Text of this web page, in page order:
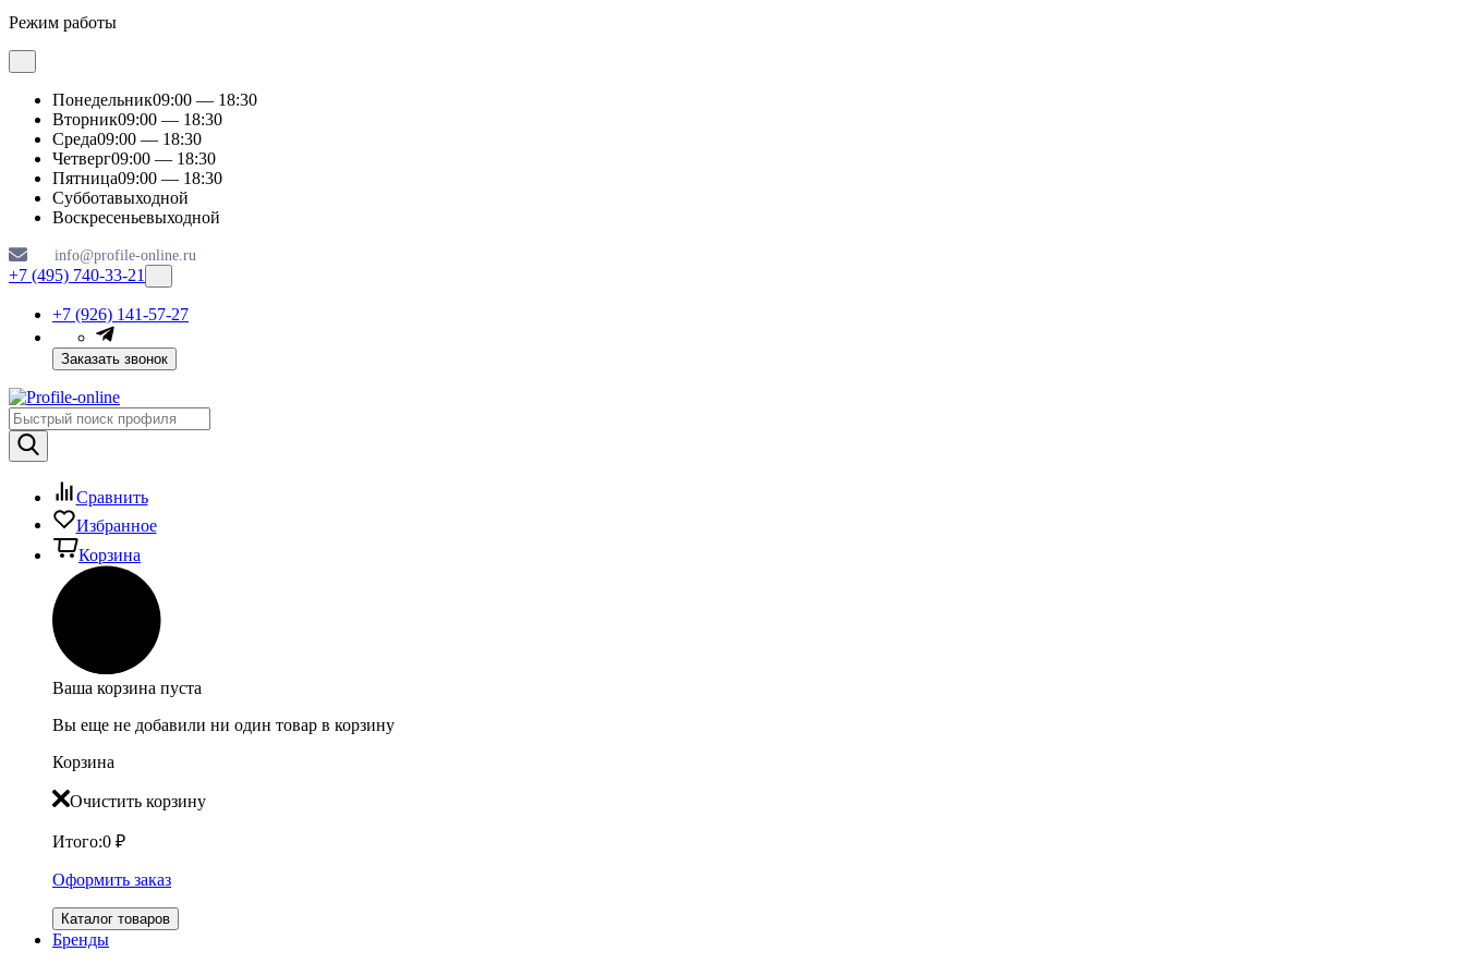
Режим работы
Понедельник09:00 — 18:30
Вторник09:00 — 18:30
Среда09:00 — 18:30
Четверг09:00 — 18:30
Пятница09:00 — 18:30
Субботавыходной
Воскресеньевыходной
info@profile-online.ru
+7 (495) 740-33-21
+7 (926) 141-57-27
Заказать звонок
Сравнить
Избранное
Корзина
Ваша корзина пуста
Вы еще не добавили ни один товар в корзину
Корзина
Очистить корзину
Итого:0 ₽
Оформить заказ
Каталог товаров
Бренды